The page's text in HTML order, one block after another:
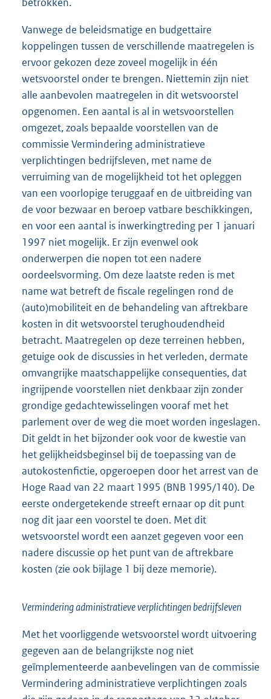
Vanwege de beleidsmatige en budgettaire
koppelingen tussen de verschillende maatregelen is
ervoor gekozen deze zoveel mogelijk in één
wetsvoorstel onder te brengen. Niettemin zijn niet
alle aanbevolen maatregelen in dit wetsvoorstel
opgenomen. Een aantal is al in wetsvoorstellen
omgezet, zoals bepaalde voorstellen van de
commissie Vermindering administratieve
verplichtingen bedrijfsleven, met name de
verruiming van de mogelijkheid tot het opleggen
van een voorlopige teruggaaf en de uitbreiding van
de voor bezwaar en beroep vatbare beschikkingen,
en voor een aantal is inwerkingtreding per 1 januari
1997 niet mogelijk. Er zijn evenwel ook
onderwerpen die nopen tot een nadere
oordeelsvorming. Om deze laatste reden is met
name wat betreft de fiscale regelingen rond de
(auto)mobiliteit en de behandeling van aftrekbare
kosten in dit wetsvoorstel terughoudendheid
betracht. Maatregelen op deze terreinen hebben,
getuige ook de discussies in het verleden, dermate
omvangrijke maatschappelijke consequenties, dat
ingrijpende voorstellen niet denkbaar zijn zonder
grondige gedachtewisselingen vooraf met het
parlement over de weg die moet worden ingeslagen.
Dit geldt in het bijzonder ook voor de kwestie van
het gelijkheidsbeginsel bij de toepassing van de
autokostenfictie, opgeroepen door het arrest van de
Hoge Raad van 22 maart 1995 (BNB 1995/140). De
eerste ondergetekende streeft ernaar op dit punt
nog dit jaar een voorstel te doen. Met dit
wetsvoorstel wordt een aanzet gegeven voor een
nadere discussie op het punt van de aftrekbare
kosten (zie ook bijlage 1 bij deze memorie).
Vermindering administratieve verplichtingen bedrijfsleven
Met het voorliggende wetsvoorstel wordt uitvoering
gegeven aan de belangrijkste nog niet
geïmplementeerde aanbevelingen van de commissie
Vermindering administratieve verplichtingen zoals